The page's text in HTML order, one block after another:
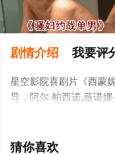
剧情介绍 我要评
星空影院喜剧片《西蒙
导，阿尔·帕西诺,薇诺娜
文·蕾切尔·伍德等演员
关信息可移步至豆瓣电
猜你喜欢